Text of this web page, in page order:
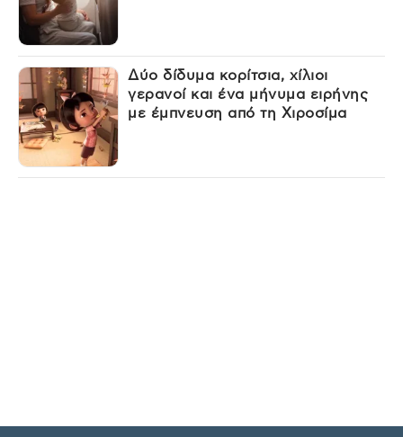
Δύο δίδυμα κορίτσια, χίλιοι
γερανοί και ένα μήνυμα ειρήνης
με έμπνευση από τη Χιροσίμα